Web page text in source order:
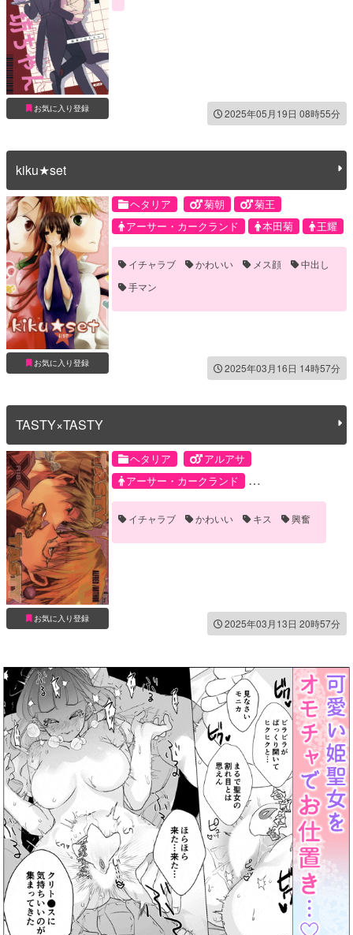
お気に入り登録 2025年05月19日 08時55分
kiku★set
お気に入り登録
ヘタリア 菊朝
菊王
アーサー・カークランド
本田菊 王耀
イチャラブ かわいい メス顔
中出し
手マン
2025年03月16日 14時57分
TASTY×TASTY
お気に入り登録
ヘタリア
アルアサ
アーサー・カークランド
アルフレッド・F・ジョーンズ
イチャラブ かわいい キス 興奮
2025年03月13日 20時57分